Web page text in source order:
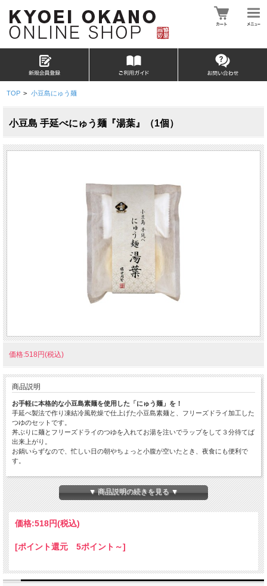
TOP > 小豆島にゅう麺
小豆島 手延べにゅう麺『湯葉』（1個）
価格:518円(税込)
商品説明
お手軽に本格的な小豆島素麺を使用した「にゅう麺」を！
手延べ製法で作り凍結冷風乾燥で仕上げた小豆島素麺と、フリーズドライ加工した
つゆのセットです。
丼ぶりに麺とフリーズドライのつゆを入れてお湯を注いでラップをして３分待てば
出来上がり。
お鍋いらずなので、忙しい日の朝やちょっと小腹が空いたとき、夜食にも便利で
す。
湯葉や三つ葉に加え、ゆずの風味で爽やかな味わいに仕上げました。
YSN1
小豆島 手延べにゅう麺『湯葉』（1個）
■内容量：52g（麺40g）
■保存方法：常温保存
▼ 商品説明の続きを見る ▼
価格:518円(税込)
[ポイント還元 5ポイント～]